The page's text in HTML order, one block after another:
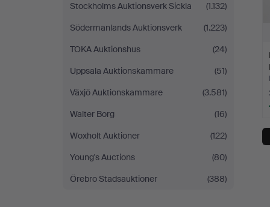
Stockholms Auktionsverk Sickla
(1.132)
Södermanlands Auktionsverk
(1.223)
TOKA Auktionshus
(24)
Uppsala Auktionskammare
(51)
Växjö Auktionskammare
(3.581)
Walter Borg
(16)
Woxholt Auktioner
(122)
Young's Auctions
(80)
Örebro Stadsauktioner
(388)